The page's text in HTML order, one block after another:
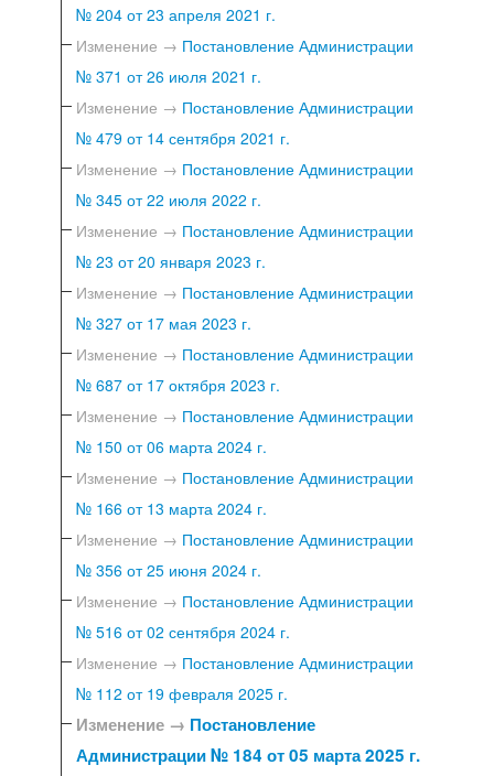
№ 204 от 23 апреля 2021 г.
Изменение → Постановление Администрации
№ 371 от 26 июля 2021 г.
Изменение → Постановление Администрации
№ 479 от 14 сентября 2021 г.
Изменение → Постановление Администрации
№ 345 от 22 июля 2022 г.
Изменение → Постановление Администрации
№ 23 от 20 января 2023 г.
Изменение → Постановление Администрации
№ 327 от 17 мая 2023 г.
Изменение → Постановление Администрации
№ 687 от 17 октября 2023 г.
Изменение → Постановление Администрации
№ 150 от 06 марта 2024 г.
Изменение → Постановление Администрации
№ 166 от 13 марта 2024 г.
Изменение → Постановление Администрации
№ 356 от 25 июня 2024 г.
Изменение → Постановление Администрации
№ 516 от 02 сентября 2024 г.
Изменение → Постановление Администрации
№ 112 от 19 февраля 2025 г.
Изменение → Постановление
Администрации № 184 от 05 марта 2025 г.